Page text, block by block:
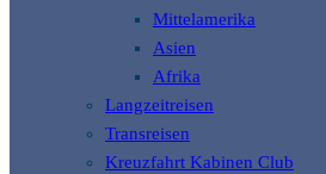
Mittelamerika
Asien
Afrika
Langzeitreisen
Transreisen
Kreuzfahrt Kabinen Club